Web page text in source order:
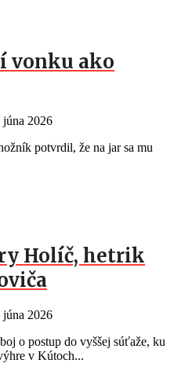
vonku ako
júna 2026
potvrdil, že na jar sa mu
Holíč, hetrik
júna 2026
o postup do vyššej súťaže, ku
v Kútoch...